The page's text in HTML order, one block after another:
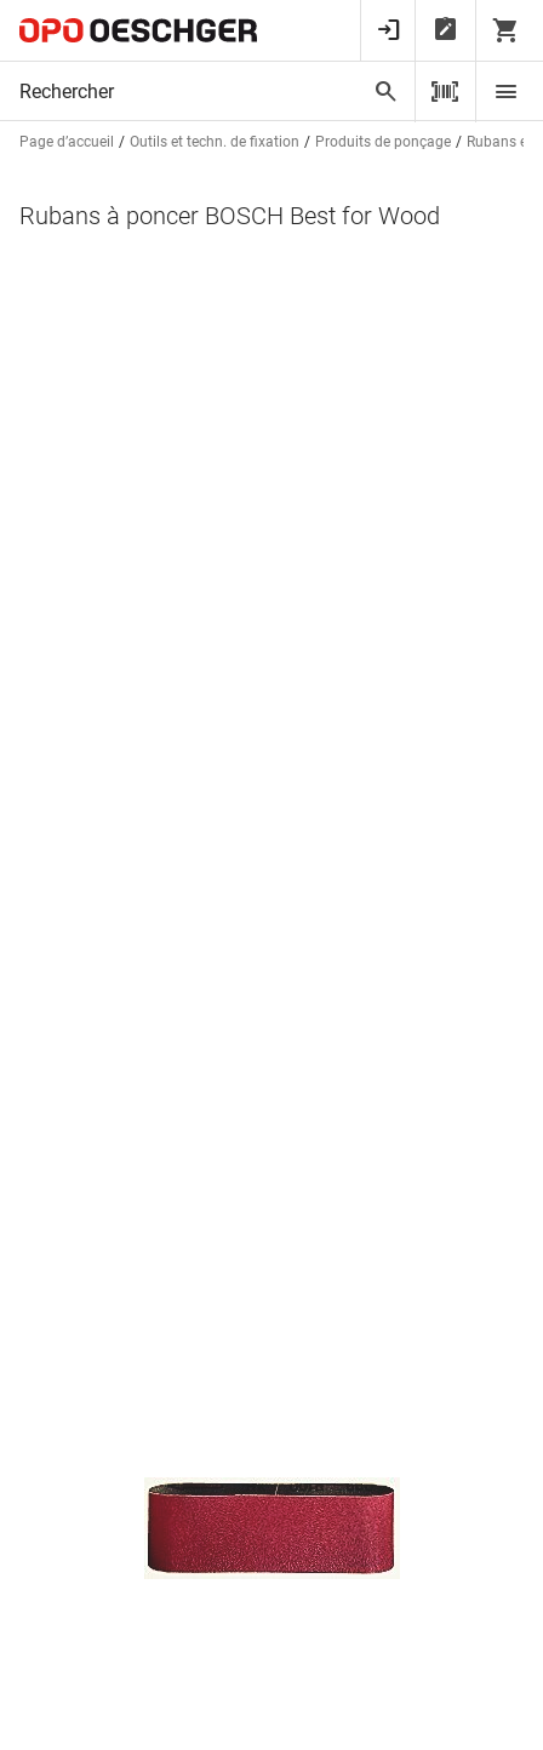
Page d’accueil Outils et techn. de fixation Produits de ponçage Rubans et
Rubans à poncer BOSCH Best for Wood